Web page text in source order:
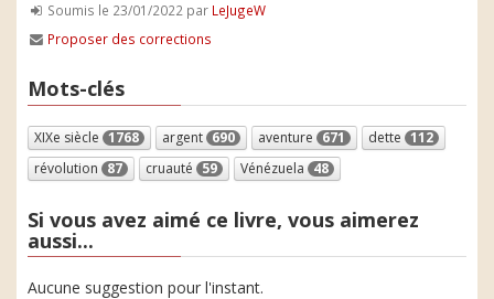
Soumis le 23/01/2022 par LeJugeW
Proposer des corrections
Mots-clés
XIXe siècle 1768 argent 690 aventure 671 dette 112
révolution 87 cruauté 59 Vénézuela 48
Si vous avez aimé ce livre, vous aimerez
aussi...
Aucune suggestion pour l'instant.